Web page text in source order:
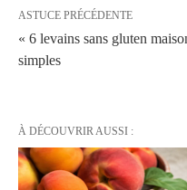
ASTUCE PRÉCÉDENTE
« 6 levains sans gluten
simples
À DÉCOUVRIR AUSSI :